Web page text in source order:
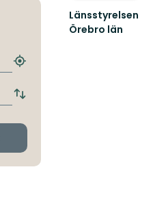
Hitta
hållplats
Byt
och
Länsstyrelsen
Örebro län